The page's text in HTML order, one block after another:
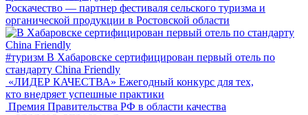
Роскачество — партнер фестиваля сельского туризма и
органической продукции в Ростовской области
#туризм В Хабаровске сертифицирован первый отель по
стандарту China Friendly
«ЛИДЕР КАЧЕСТВА» Ежегодный конкурс для тех,
кто внедряет успешные практики
Премия Правительства РФ в области качества